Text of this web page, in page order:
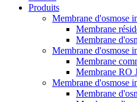
Produits
Membrane d'osmose
Membrane
Membrane
Membrane d'osmose
Membrane
Membrane RO
Membrane d'osmose
Membrane